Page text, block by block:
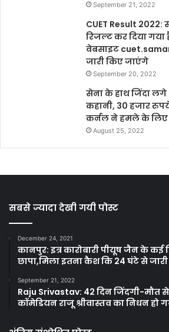
September 21, 2022
CUET Result 2022:
रिजल्ट कर दिया गया
वेबसाइट
जारी किए जाएंगे
September 20, 2022
सेना के हाथ जिंदा
कहानी, 30 हजार
कर्नल ने हमले के लिए
August 25, 2022
सबसे ज्यादा देखी गयी पोस्ट
December 24, 2021
कानपुर: इत्र कारोबारी पीयूष जैन के कई
छापा,मिला इतना कैश कि 24 घंटे से जारी
September 21, 2022
Raju Srivastav: 42 दिन जिंदगी-मौत
कॉमेडियन राजू श्रीवास्तव का निधन हो